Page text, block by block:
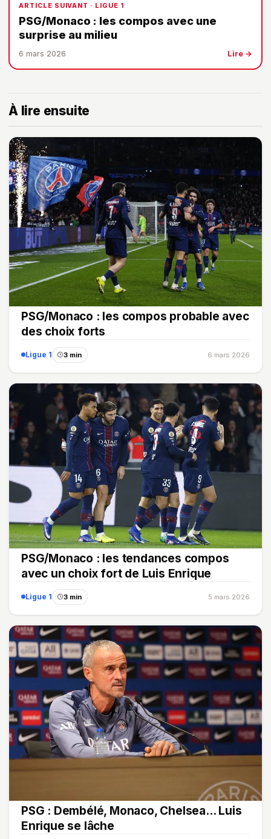
ARTICLE SUIVANT · LIGUE 1
PSG/Monaco : les compos avec une
surprise au milieu
6 mars 2026 Lire →
À lire ensuite
PSG/Monaco : les compos probable avec
des choix forts
Ligue 1 3 min 6 mars 2026
PSG/Monaco : les tendances compos
avec un choix fort de Luis Enrique
Ligue 1 3 min 5 mars 2026
PSG : Dembélé, Monaco, Chelsea... Luis
Enrique se lâche